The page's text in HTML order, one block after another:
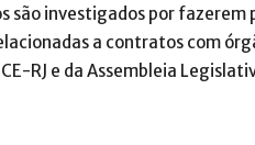
são investigados por fazerem
a contratos com
RJ e da Assembleia